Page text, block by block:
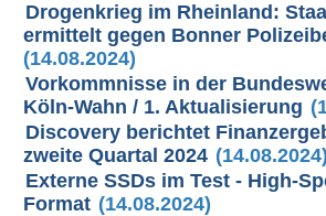
Drogenkrieg im Rheinland:
ermittelt gegen Bonner
(14.08.2024)
Vorkommnisse in der
Köln-Wahn / 1. Aktualisierung
Discovery berichtet
zweite Quartal 2024 (14.08.2024)
Externe SSDs im Test - High-
Format (14.08.2024)